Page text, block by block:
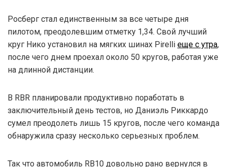
Росберг стал единственным за все четыре дня
пилотом, преодолевшим отметку 1,34. Свой лучший
круг Нико установил на мягких шинах Pirelli еще с утра,
после чего днем проехал около 50 кругов, работая уже
на длинной дистанции.
В RBR планировали продуктивно поработать в
заключительный день тестов, но Даниэль Риккардо
сумел преодолеть лишь 15 кругов, после чего команда
обнаружила сразу несколько серьезных проблем.
Так что автомобиль RB10 довольно рано вернулся в